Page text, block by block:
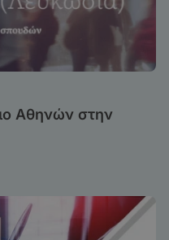
Αθηνών στην